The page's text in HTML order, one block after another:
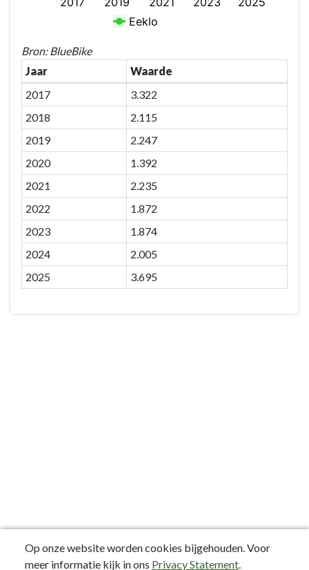
Bron: BlueBike
Jaar
Waarde
2017
3.322
2018
2.115
2019
2.247
2020
1.392
2021
2.235
2022
1.872
2023
1.874
2024
2.005
2025
3.695
Op onze website worden cookies bijgehouden. Voor
meer informatie kijk in ons Privacy Statement.